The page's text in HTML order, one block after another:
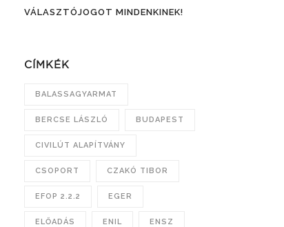
VÁLASZTÓJOGOT MINDENKINEK!
CÍMKÉK
BALASSAGYARMAT
BERCSE LÁSZLÓ BUDAPEST
CIVILÚT ALAPÍTVÁNY
CSOPORT CZAKÓ TIBOR
EFOP 2.2.2 EGER
ELŐADÁS ENIL ENSZ